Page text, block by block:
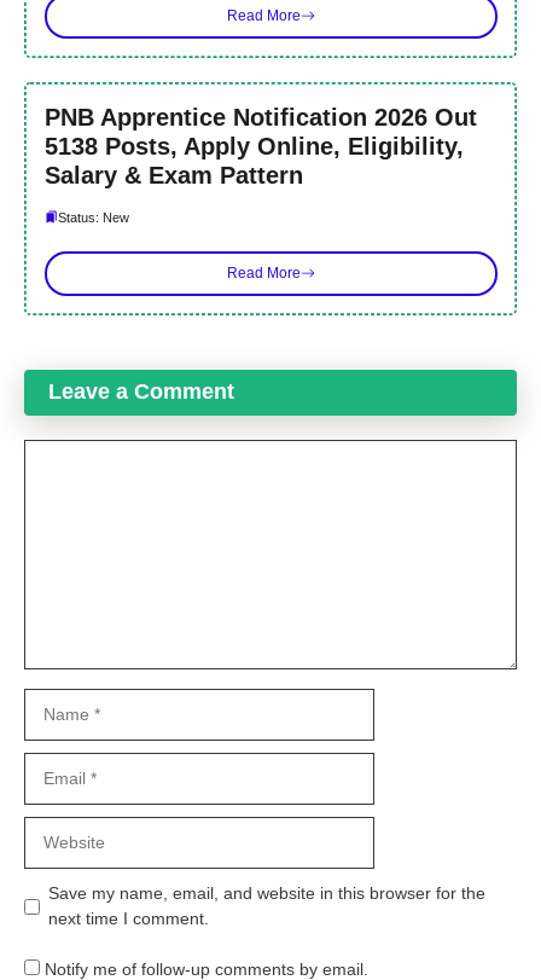
Read More
PNB Apprentice Notification 2026 Out
5138 Posts, Apply Online, Eligibility,
Salary & Exam Pattern
Status: New
Read More
Leave a Comment
Save my name, email, and website in this browser for the
next time I comment.
Notify me of follow-up comments by email.